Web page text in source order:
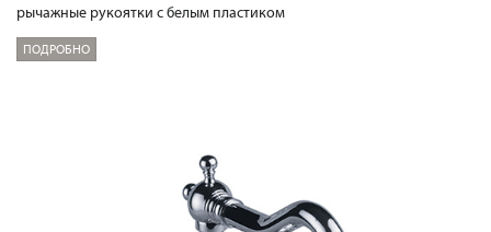
рычажные рукоятки с белым пластиком
ПОДРОБНО